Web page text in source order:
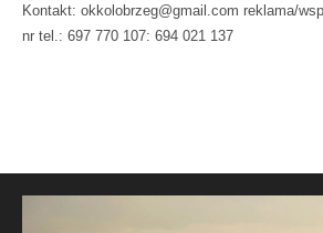
Kontakt: okkolobrzeg@gmail.com reklama/
nr tel.: 697 770 107: 694 021 137